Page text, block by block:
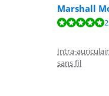
Marshall
La note est de
Intra-
sans fil
La note est de
La note est de